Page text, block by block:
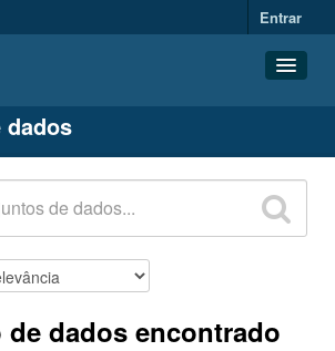
Entrar
dados
dados encontrado